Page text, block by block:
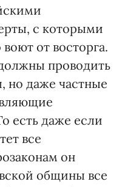
с которыми
от восторга.
проводить
но даже частные
есть даже если
все
он
общины все